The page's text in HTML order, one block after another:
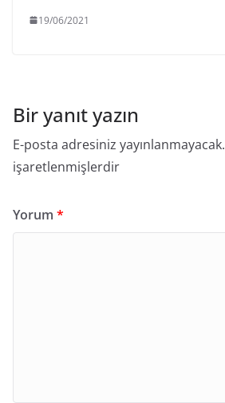
19/06/2021
Bir yanıt yazın
E-posta adresiniz yayınlanmayacak.
işaretlenmişlerdir
Yorum *